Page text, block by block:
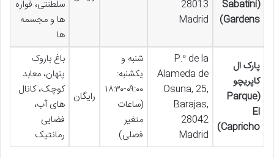
(Sabatini
Gardens)
28013
Madrid
سلطنتی، فواره
ها و مجسمه
ها
پارک ال
کاپریچو
(Parque
El
Capricho)
P.º de la
Alameda de
Osuna, 25,
Barajas,
28042
Madrid
شنبه و
یکشنبه:
۰۹:۰۰-۱۸:۳۰
(ساعات
متغیر
فصلی)
رایگان
باغ باروک
پنهان، معابد
کوچک، کانال
های آب،
فضایی
رمانتیک